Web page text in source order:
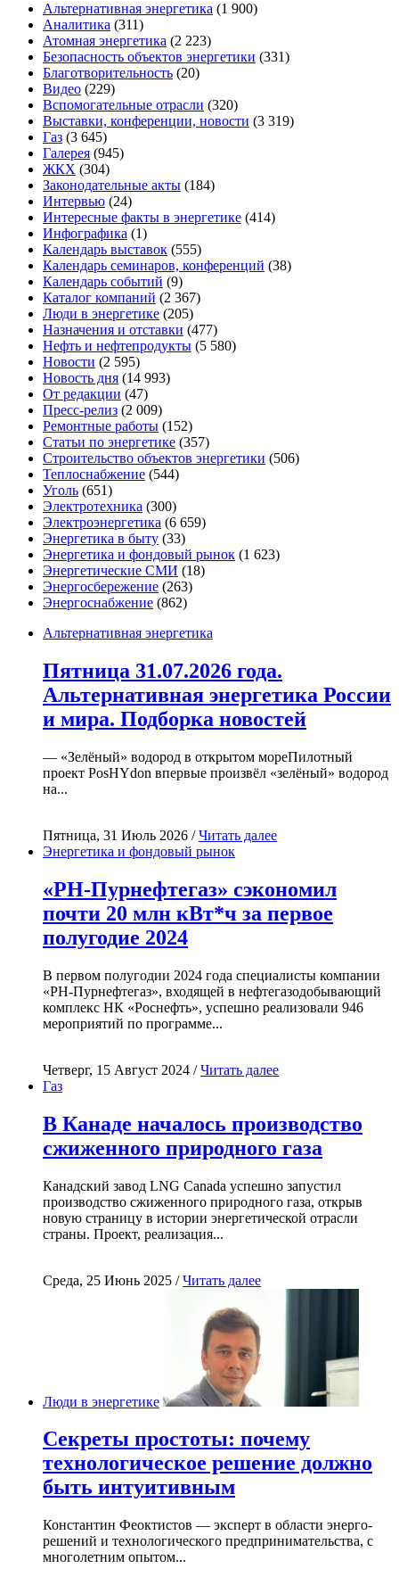
Альтернативная энергетика (1 900)
Аналитика (311)
Атомная энергетика (2 223)
Безопасность объектов энергетики (331)
Благотворительность (20)
Видео (229)
Вспомогательные отрасли (320)
Выставки, конференции, новости (3 319)
Газ (3 645)
Галерея (945)
ЖКХ (304)
Законодательные акты (184)
Интервью (24)
Интересные факты в энергетике (414)
Инфографика (1)
Календарь выставок (555)
Календарь семинаров, конференций (38)
Календарь событий (9)
Каталог компаний (2 367)
Люди в энергетике (205)
Назначения и отставки (477)
Нефть и нефтепродукты (5 580)
Новости (2 595)
Новость дня (14 993)
От редакции (47)
Пресс-релиз (2 009)
Ремонтные работы (152)
Статьи по энергетике (357)
Строительство объектов энергетики (506)
Теплоснабжение (544)
Уголь (651)
Электротехника (300)
Электроэнергетика (6 659)
Энергетика в быту (33)
Энергетика и фондовый рынок (1 623)
Энергетические СМИ (18)
Энергосбережение (263)
Энергоснабжение (862)
Альтернативная энергетика
Пятница 31.07.2026 года.
Альтернативная энергетика России
и мира. Подборка новостей
— «Зелёный» водород в открытом мореПилотный
проект PosHYdon впервые произвёл «зелёный» водород
на...
Пятница, 31 Июль 2026 /Читать далее
Энергетика и фондовый рынок
«РН-Пурнефтегаз» сэкономил
почти 20 млн кВт*ч за первое
полугодие 2024
В первом полугодии 2024 года специалисты компании
«РН-Пурнефтегаз», входящей в нефтегазодобывающий
комплекс НК «Роснефть», успешно реализовали 946
мероприятий по программе...
Четверг, 15 Август 2024 /Читать далее
Газ
В Канаде началось производство
сжиженного природного газа
Канадский завод LNG Canada успешно запустил
производство сжиженного природного газа, открыв
новую страницу в истории энергетической отрасли
страны. Проект, реализация...
Среда, 25 Июнь 2025 /Читать далее
Люди в энергетике
Секреты простоты: почему
технологическое решение должно
быть интуитивным
Константин Феоктистов — эксперт в области энерго-
решений и технологического предпринимательства, с
многолетним опытом...